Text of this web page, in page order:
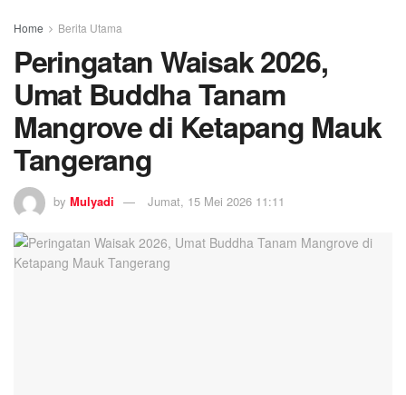
Home Berita Utama
Peringatan Waisak 2026,
Umat Buddha Tanam
Mangrove di Ketapang Mauk
Tangerang
by Mulyadi Jumat, 15 Mei 2026 11:11